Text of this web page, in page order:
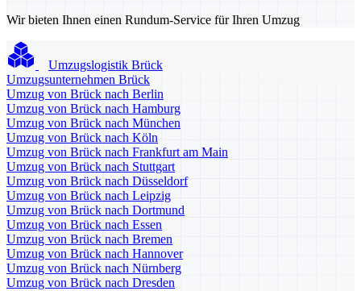
Wir bieten Ihnen einen Rundum-Service für Ihren Umzug
Umzugslogistik Brück
Umzugsunternehmen Brück
Umzug von Brück nach Berlin
Umzug von Brück nach Hamburg
Umzug von Brück nach München
Umzug von Brück nach Köln
Umzug von Brück nach Frankfurt am Main
Umzug von Brück nach Stuttgart
Umzug von Brück nach Düsseldorf
Umzug von Brück nach Leipzig
Umzug von Brück nach Dortmund
Umzug von Brück nach Essen
Umzug von Brück nach Bremen
Umzug von Brück nach Hannover
Umzug von Brück nach Nürnberg
Umzug von Brück nach Dresden